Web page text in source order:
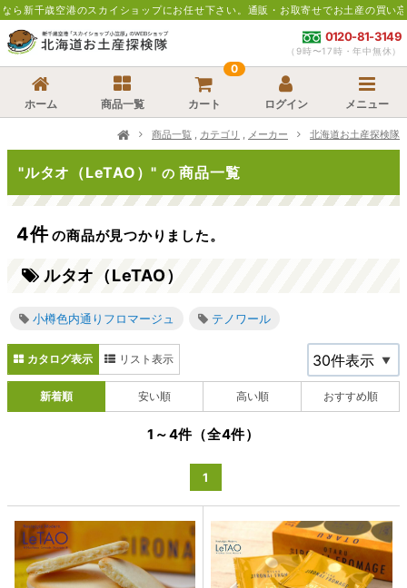
港のスカイショップにお任せ下さい。通販・お取寄せでお土産の買い忘れにも便利
0120-81-3149
（9時〜17時・年中無休）
ホーム 商品一覧 カート
0
ログイン メニュー
商品一覧 , カテゴリ , メーカー 北海道お土産探検隊
"ルタオ（LeTAO）" の 商品一覧
4件の商品が見つかりました。
ルタオ（LeTAO）
小樽色内通りフロマージュ テノワール
カタログ表示 リスト表示
新着順 安い順 高い順 おすすめ順
1～4件（全4件）
1